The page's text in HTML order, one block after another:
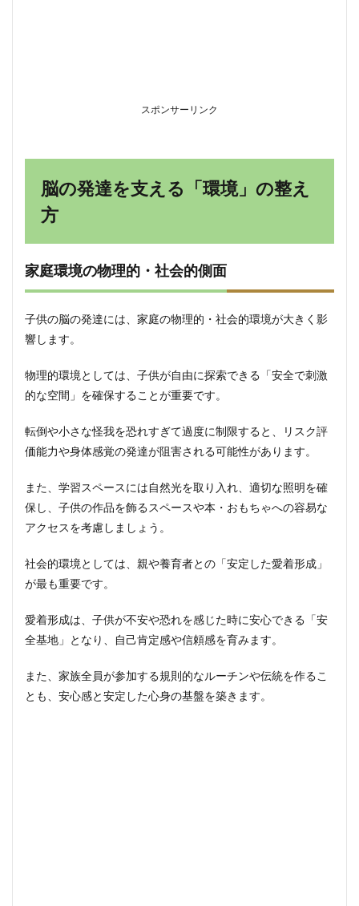
スポンサーリンク
脳の発達を支える「環境」の整え
方
家庭環境の物理的・社会的側面
子供の脳の発達には、家庭の物理的・社会的環境が大きく影
響します。
物理的環境としては、子供が自由に探索できる「安全で刺激
的な空間」を確保することが重要です。
転倒や小さな怪我を恐れすぎて過度に制限すると、リスク評
価能力や身体感覚の発達が阻害される可能性があります。
また、学習スペースには自然光を取り入れ、適切な照明を確
保し、子供の作品を飾るスペースや本・おもちゃへの容易な
アクセスを考慮しましょう。
社会的環境としては、親や養育者との「安定した愛着形成」
が最も重要です。
愛着形成は、子供が不安や恐れを感じた時に安心できる「安
全基地」となり、自己肯定感や信頼感を育みます。
また、家族全員が参加する規則的なルーチンや伝統を作るこ
とも、安心感と安定した心身の基盤を築きます。